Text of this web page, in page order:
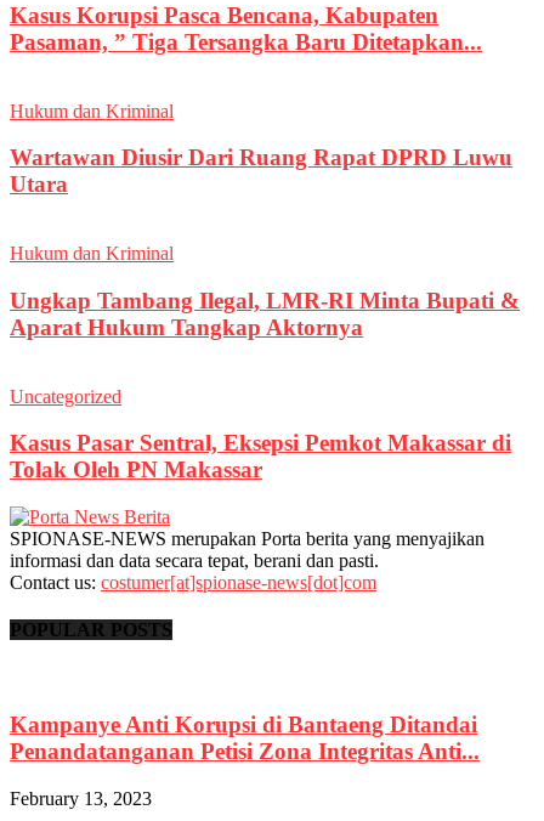
Kasus Korupsi Pasca Bencana, Kabupaten
Pasaman, ” Tiga Tersangka Baru Ditetapkan...
Hukum dan Kriminal
Wartawan Diusir Dari Ruang Rapat DPRD Luwu
Utara
Hukum dan Kriminal
Ungkap Tambang Ilegal, LMR-RI Minta Bupati &
Aparat Hukum Tangkap Aktornya
Uncategorized
Kasus Pasar Sentral, Eksepsi Pemkot Makassar di
Tolak Oleh PN Makassar
SPIONASE-NEWS merupakan Porta berita yang menyajikan
informasi dan data secara tepat, berani dan pasti.
Contact us: costumer[at]spionase-news[dot]com
POPULAR POSTS
Kampanye Anti Korupsi di Bantaeng Ditandai
Penandatanganan Petisi Zona Integritas Anti...
February 13, 2023